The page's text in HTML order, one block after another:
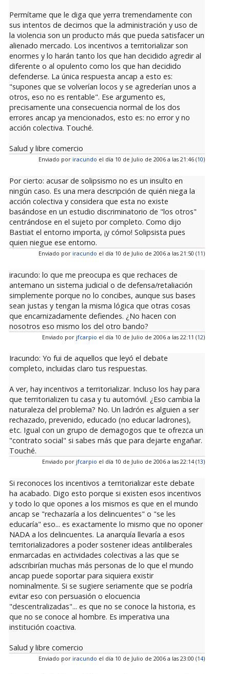
Permítame que le diga que yerra tremendamente con
sus intentos de decirnos que la administración y uso de
la violencia son un producto más que pueda satisfacer un
alienado mercado. Los incentivos a territorializar son
enormes y lo harán tanto los que han decidido agredir al
diferente o al opulento como los que han decidido
defenderse. La única respuesta ancap a esto es:
"supones que se volverían locos y se agrederían unos a
otros, eso no es rentable". Ese argumento es,
precisamente una consecuencia normal de los dos
errores ancap ya mencionados, esto es: no error y no
acción colectiva. Touché.
Salud y libre comercio
Enviado por iracundo el día 10 de Julio de 2006 a las 21:46 (10)
Por cierto: acusar de solipsismo no es un insulto en
ningún caso. Es una mera descripción de quién niega la
acción colectiva y considera que esta no existe
basándose en un estudio discriminatorio de "los otros"
centrándose en el sujeto por completo. Como dijo
Bastiat el entorno importa, ¡y cómo! Solipsista pues
quien niegue ese entorno.
Enviado por iracundo el día 10 de Julio de 2006 a las 21:50 (11)
iracundo: lo que me preocupa es que rechaces de
antemano un sistema judicial o de defensa/retaliación
simplemente porque no lo concibes, aunque sus bases
sean justas y tengan la misma lógica que otras cosas
que encarnizadamente defiendes. ¿No hacen con
nosotros eso mismo los del otro bando?
Enviado por jfcarpio el día 10 de Julio de 2006 a las 22:11 (12)
Iracundo: Yo fui de aquellos que leyó el debate
completo, incluidas claro tus respuestas.
A ver, hay incentivos a territorializar. Incluso los hay para
que territorializen tu casa y tu automóvil. ¿Eso cambia la
naturaleza del problema? No. Un ladrón es alguien a ser
rechazado, prevenido, educado (no educar ladrones),
etc. Igual con un grupo de demagogos que te ofrezca un
"contrato social" si sabes más que para dejarte engañar.
Touché.
Enviado por jfcarpio el día 10 de Julio de 2006 a las 22:14 (13)
Si reconoces los incentivos a territorializar este debate
ha acabado. Digo esto porque si existen esos incentivos
y todo lo que opones a los mismos es que en el mundo
ancap se "rechazaría a los delincuentes" o "se les
educaría" eso... es exactamente lo mismo que no oponer
NADA a los delincuentes. La anarquía llevaría a esos
territorializadores a poder sostener ideas antiliberales
enmarcadas en actividades colectivas a las que se
adscribirían muchas más personas de lo que el mundo
ancap puede soportar para siquiera existir
nominalmente. Si se sugiere seriamente que se podría
evitar eso con persuasión o elocuencia
"descentralizadas"... es que no se conoce la historia, es
que no se conoce al hombre. Es imperativa una
institución coactiva.
Salud y libre comercio
Enviado por iracundo el día 10 de Julio de 2006 a las 23:00 (14)